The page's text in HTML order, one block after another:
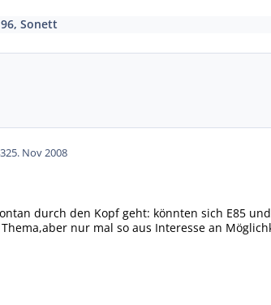
Sonett
25. Nov 2008
durch den Kopf geht: könnten sich E85 und
nur mal so aus Interesse an